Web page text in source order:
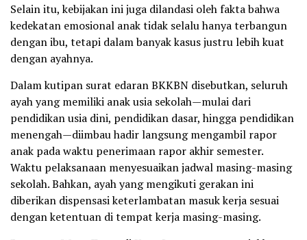
Selain itu, kebijakan ini juga dilandasi oleh fakta bahwa
kedekatan emosional anak tidak selalu hanya terbangun
dengan ibu, tetapi dalam banyak kasus justru lebih kuat
dengan ayahnya.
Dalam kutipan surat edaran BKKBN disebutkan, seluruh
ayah yang memiliki anak usia sekolah—mulai dari
pendidikan usia dini, pendidikan dasar, hingga pendidikan
menengah—diimbau hadir langsung mengambil rapor
anak pada waktu penerimaan rapor akhir semester.
Waktu pelaksanaan menyesuaikan jadwal masing-masing
sekolah. Bahkan, ayah yang mengikuti gerakan ini
diberikan dispensasi keterlambatan masuk kerja sesuai
dengan ketentuan di tempat kerja masing-masing.